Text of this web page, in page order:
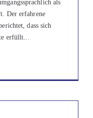
als
Der erfahrene
dass sich
erfüllt...